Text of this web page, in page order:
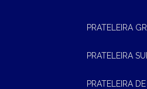
PRATELEIRA
PRATELEIRA
PRATELEIRA